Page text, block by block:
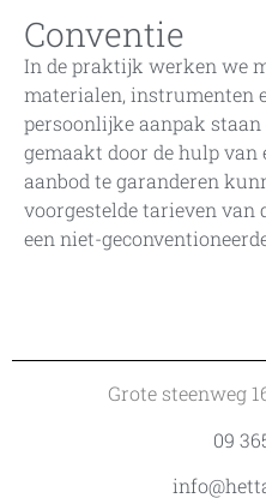
Conventie
In de praktijk werken we
materialen, instrumenten
persoonlijke aanpak
gemaakt door de hulp van
aanbod te garanderen
voorgestelde tarieven van
een niet-
Grote steenweg
09